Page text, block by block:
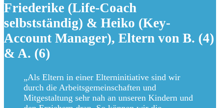
Friederike (Life-Coach
selbstständig) & Heiko (Key-
Account Manager), Eltern von B. (4)
& A. (6)
„Als Eltern in einer Elterninitiative sind wir
durch die Arbeitsgemeinschaften und
Mitgestaltung sehr nah an unseren Kindern und